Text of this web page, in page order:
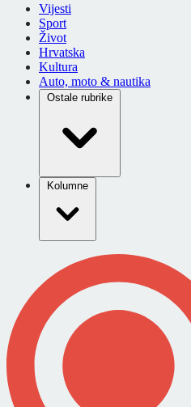
Vijesti
Sport
Život
Hrvatska
Kultura
Auto, moto & nautika
Ostale rubrike
Kolumne